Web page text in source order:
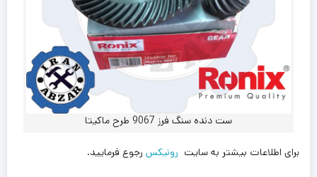
ست دنده سنگ فرز 9067 طرح ماکیتا
برای اطلاعات بیشتر به سایت رونیکس رجوع فرمایید.